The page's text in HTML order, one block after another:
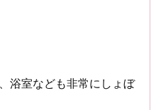
浴室なども非常にしょぼ